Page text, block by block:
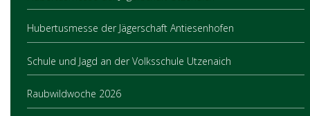
Hubertusmesse der Jägerschaft Antiesenhofen
Schule und Jagd an der Volksschule Utzenaich
Raubwildwoche 2026